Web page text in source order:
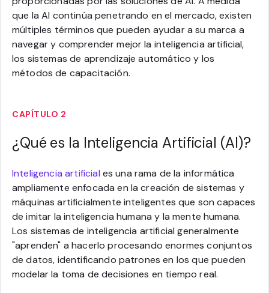
que la AI continúa penetrando en el mercado, existen
múltiples términos que pueden ayudar a su marca a
navegar y comprender mejor la inteligencia artificial,
los sistemas de aprendizaje automático y los
métodos de capacitación.
CAPÍTULO 2
¿Qué es la Inteligencia Artificial (AI)?
Inteligencia artificial es una rama de la informática
ampliamente enfocada en la creación de sistemas y
máquinas artificialmente inteligentes que son capaces
de imitar la inteligencia humana y la mente humana.
Los sistemas de inteligencia artificial generalmente
"aprenden" a hacerlo procesando enormes conjuntos
de datos, identificando patrones en los que pueden
modelar la toma de decisiones en tiempo real.